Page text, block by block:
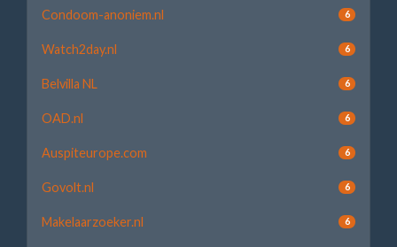
Condoom-anoniem.nl 6
Watch2day.nl 6
Belvilla NL 6
OAD.nl 6
Auspiteurope.com 6
Govolt.nl 6
Makelaarzoeker.nl 6